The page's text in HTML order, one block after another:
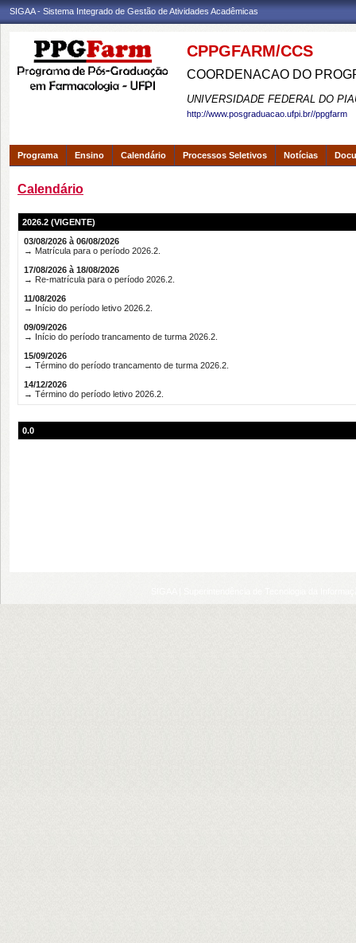
SIGAA - Sistema Integrado de Gestão de Atividades Acadêmicas
CPPGFARM/CCS
COORDENACAO DO
UNIVERSIDADE FEDERAL DO
http://www.posgraduacao.ufpi.br//ppgfarm
Programa Ensino Calendário Processos Seletivos Notícias
Calendário
2026.2 (VIGENTE)
03/08/2026 à 06/08/2026
→ Matrícula para o período 2026.2.
17/08/2026 à 18/08/2026
→ Re-matrícula para o período 2026.2.
11/08/2026
→ Início do período letivo 2026.2.
09/09/2026
→ Início do período trancamento de turma 2026.2.
15/09/2026
→ Término do período trancamento de turma 2026.2.
14/12/2026
→ Término do período letivo 2026.2.
0.0